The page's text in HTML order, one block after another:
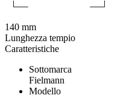
Caratteristiche
Sottomarca
Fielmann
Modello
140 mm
Lunghezza tempio